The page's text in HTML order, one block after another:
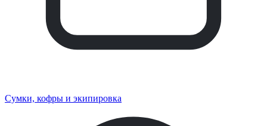
Сумки, кофры и экипировка